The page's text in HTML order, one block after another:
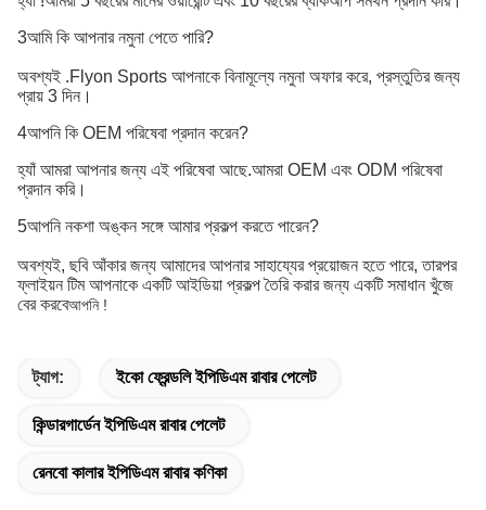
3আমি কি আপনার নমুনা পেতে পারি?
অবশ্যই .Flyon Sports আপনাকে বিনামূল্যে নমুনা অফার করে, প্রস্তুতির জন্য
প্রায় 3 দিন।
4আপনি কি OEM পরিষেবা প্রদান করেন?
হ্যাঁ আমরা আপনার জন্য এই পরিষেবা আছে.আমরা OEM এবং ODM পরিষেবা
প্রদান করি।
5আপনি নকশা অঙ্কন সঙ্গে আমার প্রকল্প করতে পারেন?
অবশ্যই, ছবি আঁকার জন্য আমাদের আপনার সাহায্যের প্রয়োজন হতে পারে, তারপর
ফ্লাইয়ন টিম আপনাকে একটি আইডিয়া প্রকল্প তৈরি করার জন্য একটি সমাধান খুঁজে
বের করবেআপনি !
ট্যাগ: ইকো ফ্রেন্ডলি ইপিডিএম রাবার পেলেট
কিন্ডারগার্ডেন ইপিডিএম রাবার পেলেট
রেনবো কালার ইপিডিএম রাবার কণিকা